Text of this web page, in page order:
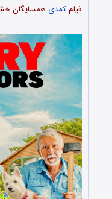
فیلمکمدی همسایگان